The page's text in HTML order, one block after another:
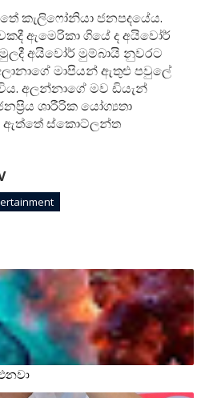
කැලිෆෝනියා ජනපදයේය.
ඇමෙරිකා ගියේ ද අයිවෝර්
අයිවෝර් මුම්බායි නුවරට
මාපියන් ඇතුළු පවුලේ
අලන්නාගේ මව ඩියැන්
ශාරීරික යෝග්‍යතා
ඇත්තේ ස්කොට්ලන්ත